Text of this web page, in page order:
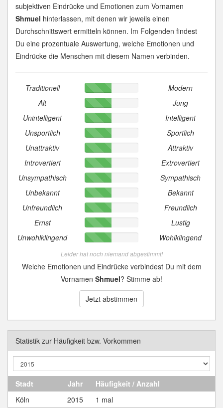
subjektiven Eindrücke und Emotionen zum Vornamen
Shmuel hinterlassen, mit denen wir jeweils einen
Durchschnittswert ermitteln können. Im Folgenden findest
Du eine prozentuale Auswertung, welche Emotionen und
Eindrücke die Menschen mit diesem Namen verbinden.
Traditionell
Modern
Alt
Jung
Unintelligent
Intelligent
Unsportlich
Sportlich
Unattraktiv
Attraktiv
Introvertiert
Extrovertiert
Unsympathisch
Sympathisch
Unbekannt
Bekannt
Unfreundlich
Freundlich
Ernst
Lustig
Unwohlklingend
Wohlklingend
Leider hat noch niemand abgestimmt!
Welche Emotionen und Eindrücke verbindest Du mit dem
Vornamen Shmuel? Stimme ab!
Jetzt abstimmen
Statistik zur Häufigkeit bzw. Vorkommen
Stadt Jahr
Häufigkeit / Anzahl
Köln
2015 1 mal